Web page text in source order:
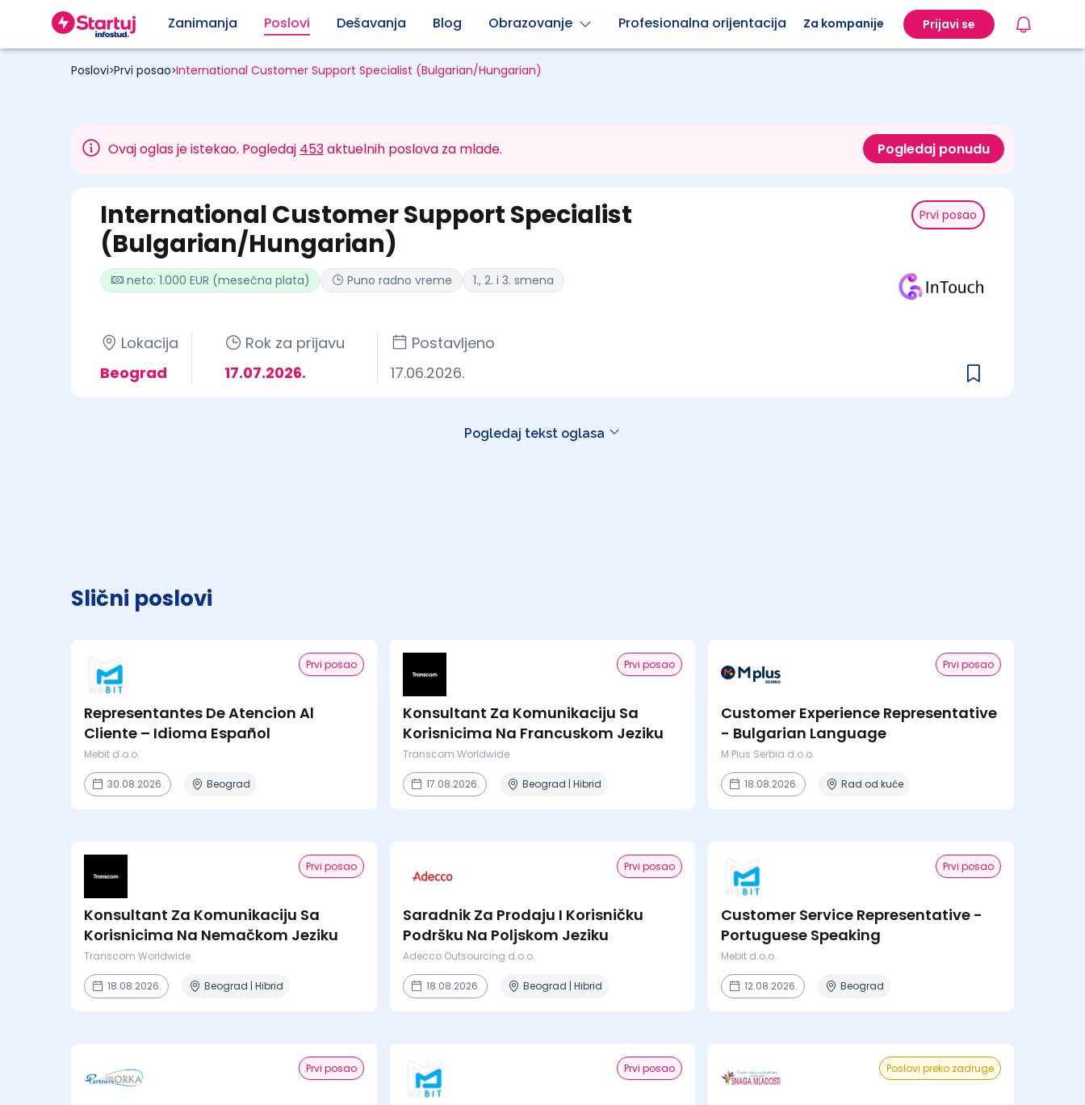
Zanimanja Poslovi Dešavanja Blog Obrazovanje Profesionalna orijentacija Za kompanije Prijavi se
Poslovi>Prvi posao>International Customer Support Specialist (Bulgarian/Hungarian)
Ovaj oglas je istekao. Pogledaj 453aktuelnih poslova za mlade. Pogledaj ponudu
Prvi posao
International Customer Support Specialist
(Bulgarian/Hungarian)
Lokacija
Beograd
Rok za prijavu
17.07.2026.
Postavljeno
17.06.2026.
neto: 1.000 EUR (mesečna plata) Puno radno vreme 1., 2. i 3. smena
Pogledaj tekst oglasa
Slični poslovi
Prvi posao
Representantes De Atencion Al
Cliente – Idioma Español
Mebit d.o.o.
30.08.2026. Beograd
Prvi posao
Konsultant Za Komunikaciju Sa
Korisnicima Na Francuskom Jeziku
Transcom Worldwide
17.08.2026. Beograd | Hibrid
Prvi posao
Customer Experience Representative
- Bulgarian Language
M Plus Serbia d.o.o.
18.08.2026. Rad od kuće
Prvi posao
Konsultant Za Komunikaciju Sa
Korisnicima Na Nemačkom Jeziku
Transcom Worldwide
18.08.2026. Beograd | Hibrid
Prvi posao
Saradnik Za Prodaju I Korisničku
Podršku Na Poljskom Jeziku
Adecco Outsourcing d.o.o.
18.08.2026. Beograd | Hibrid
Prvi posao
Customer Service Representative -
Portuguese Speaking
Mebit d.o.o.
12.08.2026. Beograd
Prvi posao Prvi posao Poslovi preko zadruge